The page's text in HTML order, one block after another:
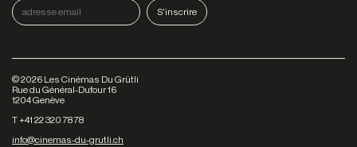
©2026 Les Cinémas Du Grütli
Rue du Général-Dufour 16
1204 Genève
T +41 22 320 78 78
info@cinemas-du-grutli.ch